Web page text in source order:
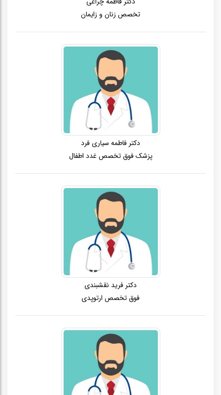
تخصص زنان و زایمان
دکتر فاطمه سیاری فرد
پزشک فوق تخصص غدد اطفال
دکتر فرید نقشبندی
فوق تخصص ارتوپدی